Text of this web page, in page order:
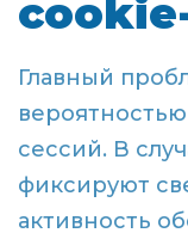
Главный
сессий. В
фиксируют
активность